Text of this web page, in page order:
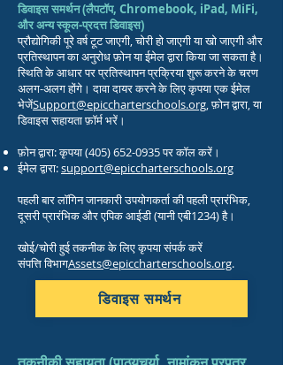
डिवाइस समर्थन (लैपटॉप, Chromebook, iPad, MiFi,
और अन्य स्कूल-प्रदत्त डिवाइस)
प्रौद्योगिकी पूरे वर्ष टूट जाएगी, चोरी हो जाएगी या खो जाएगी और
प्रतिस्थापन का अनुरोध फ़ोन या ईमेल द्वारा किया जा सकता है।
स्थिति के आधार पर प्रतिस्थापन प्रक्रिया शुरू करने के चरण
अलग-अलग होंगे। दावा दायर करने के लिए कृपया एक ईमेल
भेजेंSupport@epiccharterschools.org, फ़ोन द्वारा, या
डिवाइस सहायता फ़ॉर्म भरें।
फ़ोन द्वारा: कृपया(405) 652-0935पर कॉल करें।
ईमेल द्वारा:support@epiccharterschools.org
पहली बार लॉगिन जानकारी उपयोगकर्ता की पहली प्रारंभिक,
दूसरी प्रारंभिक और एपिक आईडी (यानी एबी1234) है।
खोई/चोरी हुई तकनीक के लिए कृपया संपर्क करें
संपत्ति विभागAssets@epiccharterschools.org.
डिवाइस समर्थन